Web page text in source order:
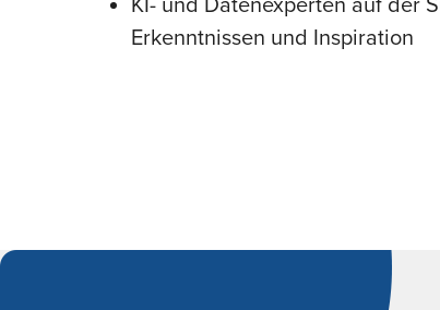
Erkenntnissen und Inspiration